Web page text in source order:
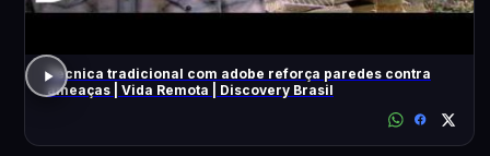
Técnica tradicional com adobe reforça paredes contra
ameaças | Vida Remota | Discovery Brasil